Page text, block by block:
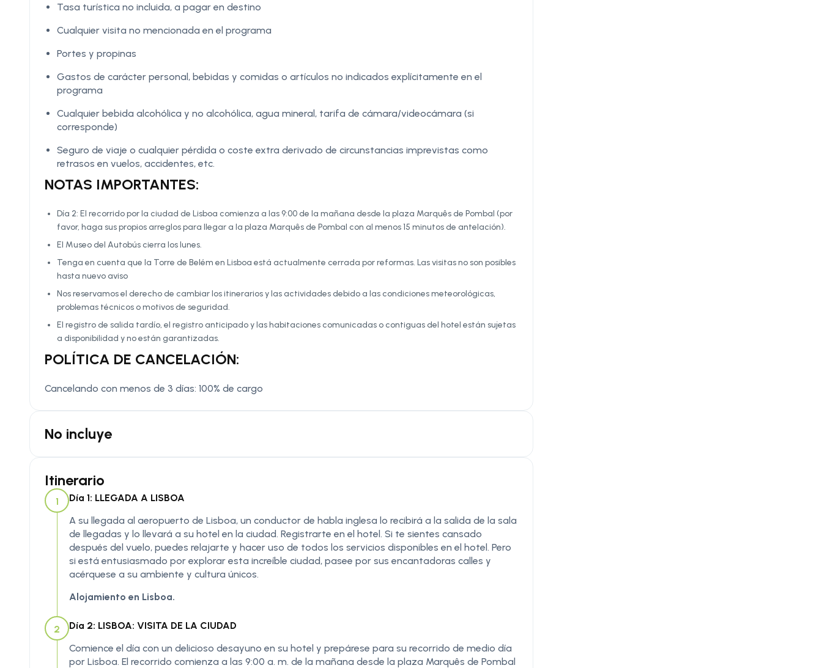
Tasa turística no incluida, a pagar en destino
Cualquier visita no mencionada en el programa
Portes y propinas
Gastos de carácter personal, bebidas y comidas o artículos no indicados explícitamente en el
programa
Cualquier bebida alcohólica y no alcohólica, agua mineral, tarifa de cámara/videocámara (si
corresponde)
Seguro de viaje o cualquier pérdida o coste extra derivado de circunstancias imprevistas como
retrasos en vuelos, accidentes, etc.
NOTAS IMPORTANTES:
Día 2: El recorrido por la ciudad de Lisboa comienza a las 9:00 de la mañana desde la plaza Marquês de Pombal (por
favor, haga sus propios arreglos para llegar a la plaza Marquês de Pombal con al menos 15 minutos de antelación).
El Museo del Autobús cierra los lunes.
Tenga en cuenta que la Torre de Belém en Lisboa está actualmente cerrada por reformas. Las visitas no son posibles
hasta nuevo aviso
Nos reservamos el derecho de cambiar los itinerarios y las actividades debido a las condiciones meteorológicas,
problemas técnicos o motivos de seguridad.
El registro de salida tardío, el registro anticipado y las habitaciones comunicadas o contiguas del hotel están sujetas
a disponibilidad y no están garantizadas.
POLÍTICA DE CANCELACIÓN:
Cancelando con menos de 3 días: 100% de cargo
No incluye
Itinerario
1
Día 1: LLEGADA A LISBOA
A su llegada al aeropuerto de Lisboa, un conductor de habla inglesa lo recibirá a la salida de la sala
de llegadas y lo llevará a su hotel en la ciudad. Registrarte en el hotel. Si te sientes cansado
después del vuelo, puedes relajarte y hacer uso de todos los servicios disponibles en el hotel. Pero
si está entusiasmado por explorar esta increíble ciudad, pasee por sus encantadoras calles y
acérquese a su ambiente y cultura únicos.
Alojamiento en Lisboa.
2
Día 2: LISBOA: VISITA DE LA CIUDAD
Comience el día con un delicioso desayuno en su hotel y prepárese para su recorrido de medio día
por Lisboa. El recorrido comienza a las 9:00 a. m. de la mañana desde la plaza Marquês de Pombal